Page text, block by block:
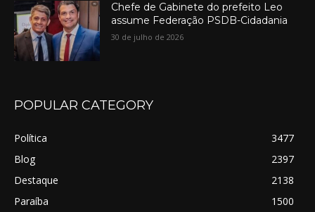
Chefe de Gabinete do prefeito Leo
assume Federação PSDB-Cidadania
30 de julho de 2026
POPULAR CATEGORY
Política
3477
Blog
2397
Destaque
2138
Paraíba
1500